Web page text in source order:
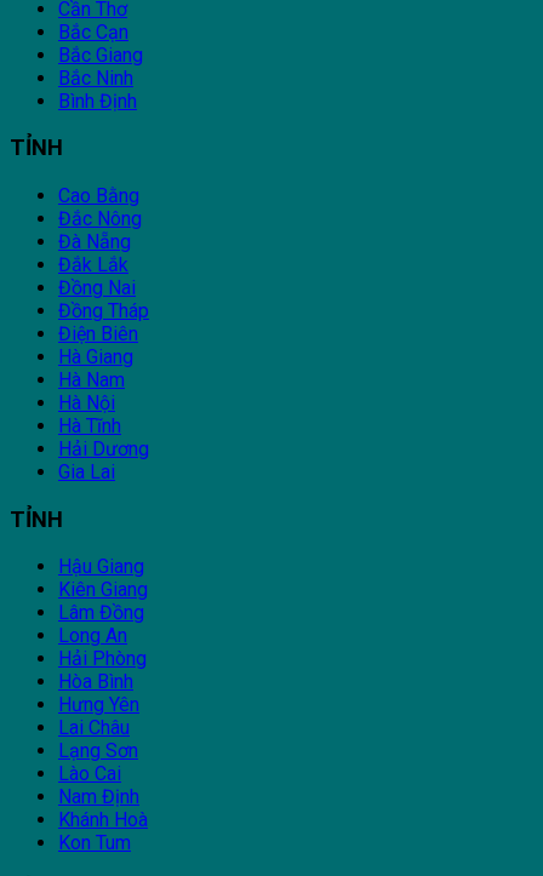
Cần Thơ
Bắc Cạn
Bắc Giang
Bắc Ninh
Bình Định
TỈNH
Cao Bằng
Đắc Nông
Đà Nẵng
Đắk Lắk
Đồng Nai
Đồng Tháp
Điện Biên
Hà Giang
Hà Nam
Hà Nội
Hà Tĩnh
Hải Dương
Gia Lai
TỈNH
Hậu Giang
Kiên Giang
Lâm Đồng
Long An
Hải Phòng
Hòa Bình
Hưng Yên
Lai Châu
Lạng Sơn
Lào Cai
Nam Định
Khánh Hoà
Kon Tum